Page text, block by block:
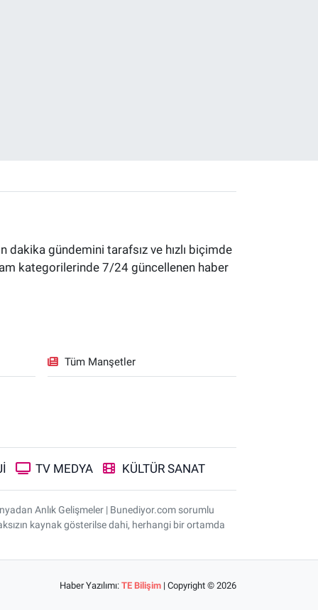
dakika gündemini tarafsız ve hızlı biçimde
kategorilerinde 7/24 güncellenen haber
Tüm Manşetler
TV MEDYA KÜLTÜR SANAT
Anlık Gelişmeler | Bunediyor.com sorumlu
kaynak gösterilse dahi, herhangi bir ortamda
Haber Yazılımı:TE Bilişim | Copyright © 2026